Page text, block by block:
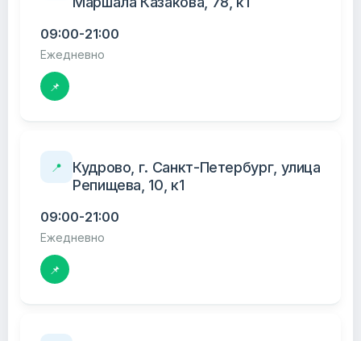
09:00-21:00
Ежедневно
📌
📍
Кудрово, г. Санкт-Петербург, улица
Репищева, 10, к1
09:00-21:00
Ежедневно
📌